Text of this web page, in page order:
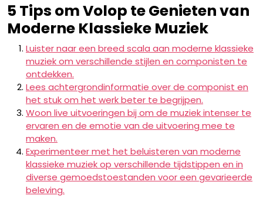
5 Tips om Volop te Genieten van
Moderne Klassieke Muziek
Luister naar een breed scala aan moderne klassieke
muziek om verschillende stijlen en componisten te
ontdekken.
Lees achtergrondinformatie over de componist en
het stuk om het werk beter te begrijpen.
Woon live uitvoeringen bij om de muziek intenser te
ervaren en de emotie van de uitvoering mee te
maken.
Experimenteer met het beluisteren van moderne
klassieke muziek op verschillende tijdstippen en in
diverse gemoedstoestanden voor een gevarieerde
beleving.